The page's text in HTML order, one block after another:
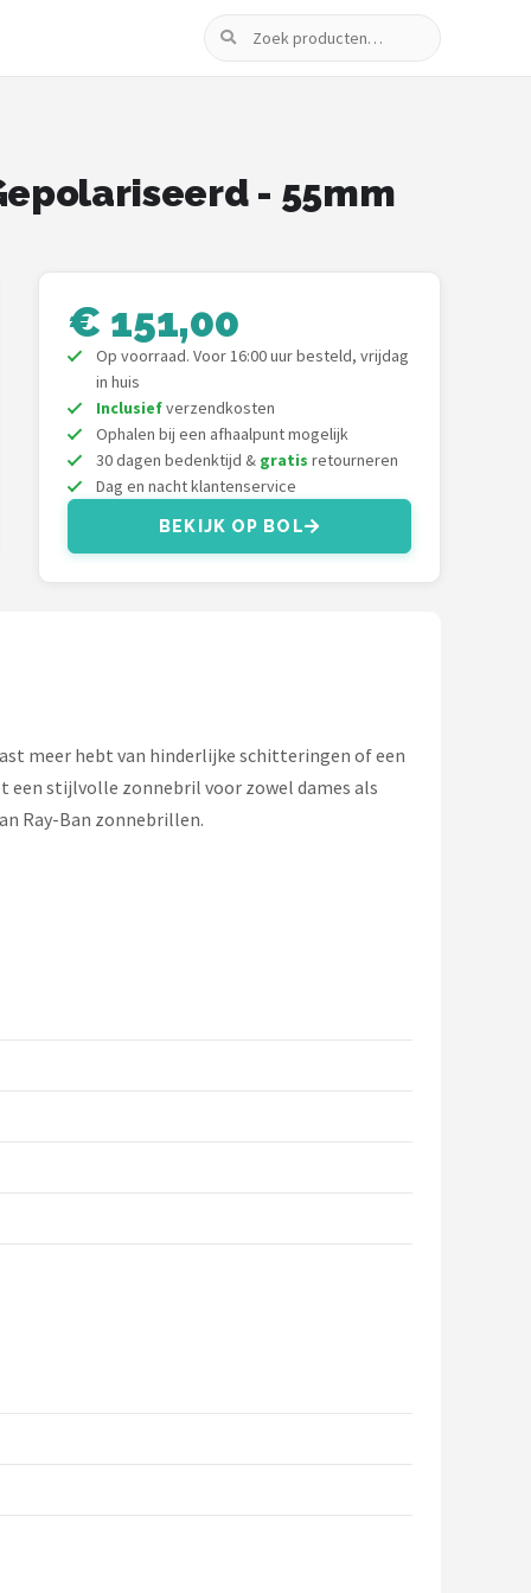
Zoeken
- 55mm
€ 151,00
Op voorraad. Voor 16:00 uur besteld, vrijdag
in huis
Inclusiefverzendkosten
Ophalen bij een afhaalpunt mogelijk
30 dagen bedenktijd & gratis retourneren
Dag en nacht klantenservice
BEKIJK OP BOL
meer hebt van hinderlijke schitteringen of een
een stijlvolle zonnebril voor zowel dames als
Ray-Ban zonnebrillen.